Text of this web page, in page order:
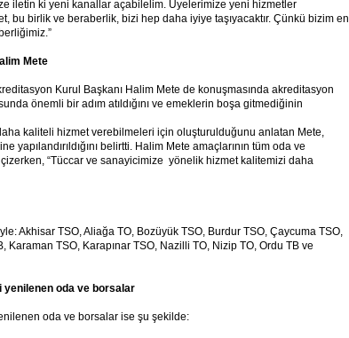
iletin ki yeni kanallar açabilelim. Üyelerimize yeni hizmetler
bu birlik ve beraberlik, bizi hep daha iyiye taşıyacaktır. Çünkü bizim en
Mete
Kurul Başkanı Halim Mete de konuşmasında akreditasyon
önemli bir adım atıldığını ve emeklerin boşa gitmediğinin
kaliteli hizmet verebilmeleri için oluşturulduğunu anlatan Mete,
belirtti. Halim Mete amaçlarının tüm oda ve
“Tüccar ve sanayicimize yönelik hizmet kalitemizi daha
Akhisar TSO, Aliağa TO, Bozüyük TSO, Burdur TSO, Çaycuma TSO,
Karaman TSO, Karapınar TSO, Nazilli TO, Nizip TO, Ordu TB ve
yenilenen oda ve borsalar
oda ve borsalar ise şu şekilde: